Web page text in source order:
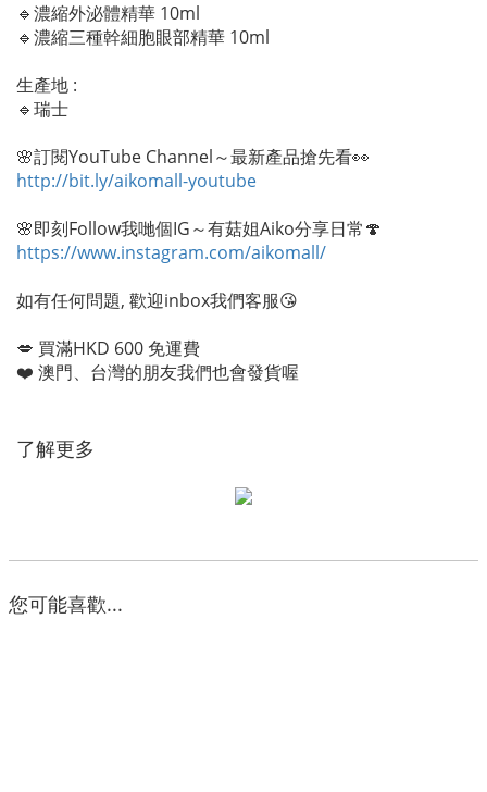
🔹濃縮外泌體精華 10ml
🔹濃縮三種幹細胞眼部精華 10ml
生產地 :
🔹瑞士
🌸訂閱YouTube Channel～最新產品搶先看👀
http://bit.ly/aikomall-youtube
🌸即刻Follow我哋個IG～有菇姐Aiko分享日常🍄
https://www.instagram.com/aikomall/
如有任何問題, 歡迎inbox我們客服😘
💋 買滿HKD 600 免運費
❤️ 澳門、台灣的朋友我們也會發貨喔
了解更多
您可能喜歡...